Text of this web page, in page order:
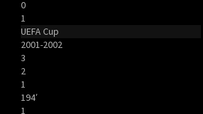
0
1
UEFA Cup
2001-2002
3
2
1
194′
1